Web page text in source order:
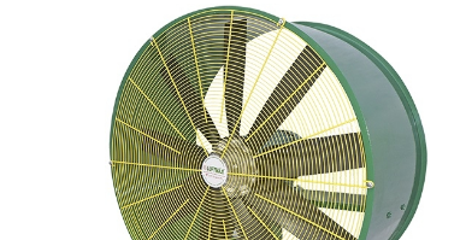
MAIS INFORMAÇÕES